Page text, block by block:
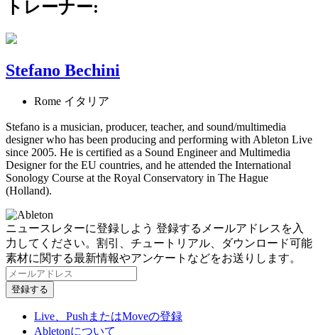
トレーナー:
Stefano Bechini
Rome イタリア
Stefano is a musician, producer, teacher, and sound/multimedia
designer who has been producing and performing with Ableton Live
since 2005. He is certified as a Sound Engineer and Multimedia
Designer for the EU countries, and he attended the International
Sonology Course at the Royal Conservatory in The Hague
(Holland).
ニュースレターに登録しよう 登録するメールアドレスを入
力してください。割引、チュートリアル、ダウンロード可能
素材に関する最新情報やアンケートなどをお送りします。
Live、PushまたはMoveの登録
Abletonについて